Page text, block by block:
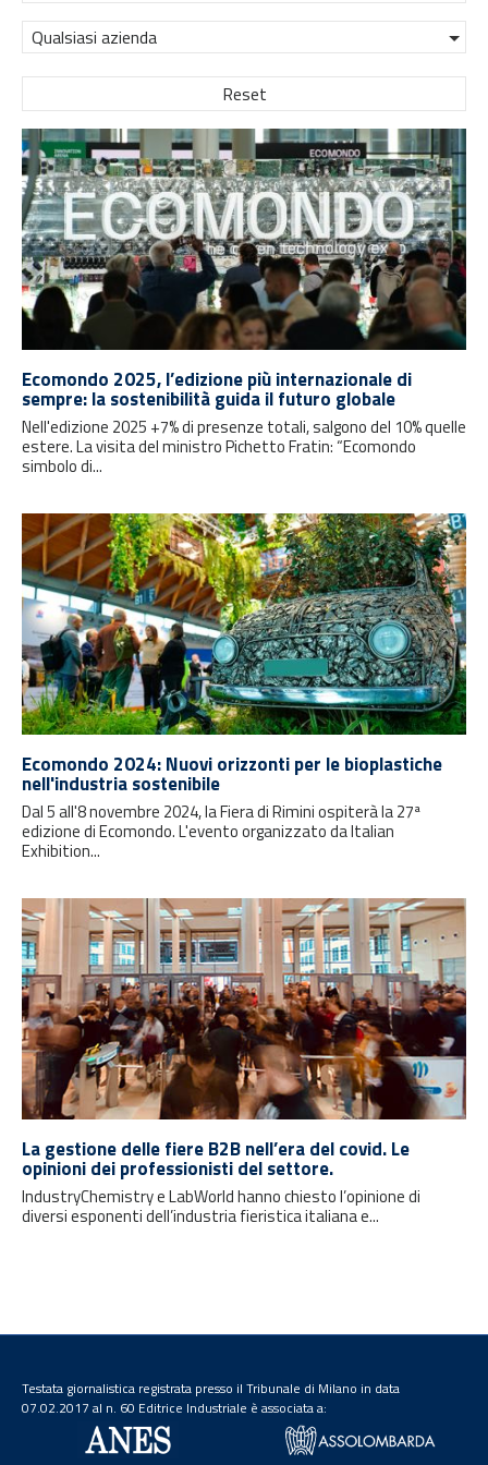
Qualsiasi azienda
Reset
Ecomondo 2025, l’edizione più internazionale di
sempre: la sostenibilità guida il futuro globale
Nell'edizione 2025 +7% di presenze totali, salgono del 10% quelle
estere. La visita del ministro Pichetto Fratin: “Ecomondo
simbolo di...
Ecomondo 2024: Nuovi orizzonti per le bioplastiche
nell'industria sostenibile
Dal 5 all'8 novembre 2024, la Fiera di Rimini ospiterà la 27ª
edizione di Ecomondo. L'evento organizzato da Italian
Exhibition...
La gestione delle fiere B2B nell’era del covid. Le
opinioni dei professionisti del settore.
IndustryChemistry e LabWorld hanno chiesto l’opinione di
diversi esponenti dell’industria fieristica italiana e...
Testata giornalistica registrata presso il Tribunale di Milano in data
07.02.2017 al n. 60 Editrice Industriale è associata a: